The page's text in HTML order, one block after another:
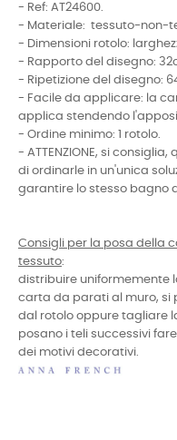
- Ref: AT24600.
- Materiale: tessuto-non-
- Dimensioni rotolo:
- Rapporto del disegno:
- Ripetizione del disegno:
- Facile da applicare: la
applica stendendo
- Ordine minimo: 1 rotolo.
- ATTENZIONE, si
di ordinarle in un'unica
garantire lo stesso bagno
Consigli per la posa della
tessuto:
distribuire uniformemente
carta da parati al muro,
dal rotolo oppure tagliare
posano i teli successivi
dei motivi decorativi.